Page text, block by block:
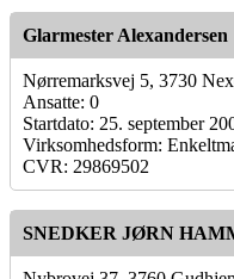
Glarmester Alexandersen
Nørremarksvej 5, 3730
Ansatte: 0
Startdato: 25. september
Virksomhedsform:
CVR: 29869502
SNEDKER JØRN